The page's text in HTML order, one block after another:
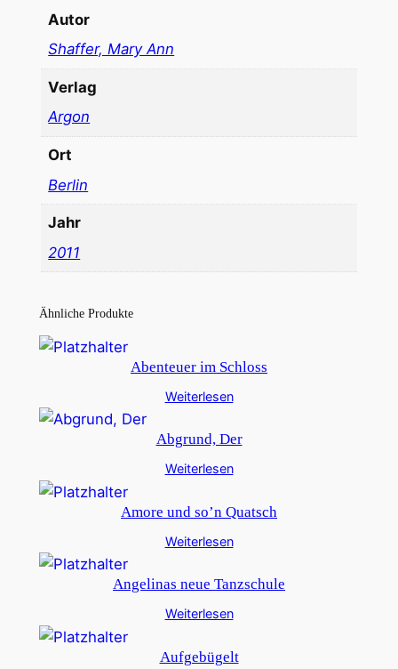
Autor
Shaffer, Mary Ann
Verlag
Argon
Ort
Berlin
Jahr
2011
Ähnliche Produkte
Abenteuer im Schloss
Weiterlesen
Abgrund, Der
Weiterlesen
Amore und so’n Quatsch
Weiterlesen
Angelinas neue Tanzschule
Weiterlesen
Aufgebügelt